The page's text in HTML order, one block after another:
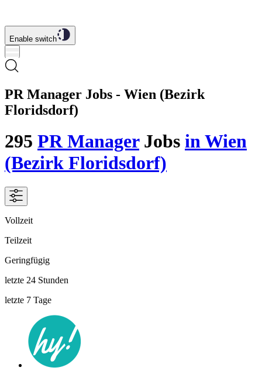
Enable switch
PR Manager Jobs - Wien (Bezirk
Floridsdorf)
295 PR ManagerJobs in Wien
(Bezirk Floridsdorf)
Vollzeit
Teilzeit
Geringfügig
letzte 24 Stunden
letzte 7 Tage